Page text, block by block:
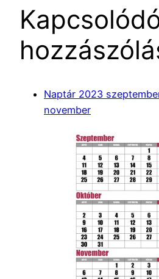
Naptár 2023
november